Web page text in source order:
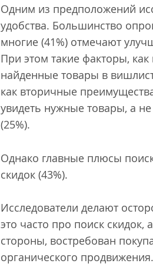
Одним из предположений
удобства. Большинство
многие (41%) отмечают
При этом такие факторы,
найденные товары в
как вторичные
увидеть нужные товары, а
(25%).
Однако главные плюсы
скидок (43%).
Исследователи делают
это часто про поиск
стороны, востребован
органического продвижения.